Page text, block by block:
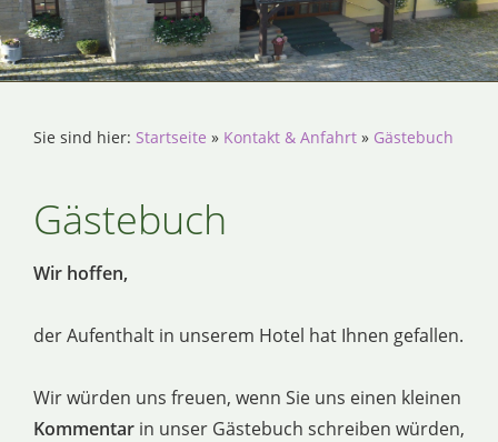
Sie sind hier: Startseite » Kontakt & Anfahrt » Gästebuch
Gästebuch
Wir hoffen,
der Aufenthalt in unserem Hotel hat Ihnen gefallen.
Wir würden uns freuen, wenn Sie uns einen kleinen
Kommentar in unser Gästebuch schreiben würden,